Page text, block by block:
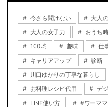
今さら聞けない 大人
大人の女子力
おうち
100均
趣味 仕
キャリアアップ
診断
川口ゆかりの丁寧な暮らし
お料理レシピ代用
デ
LINE使い方
#ワーマ